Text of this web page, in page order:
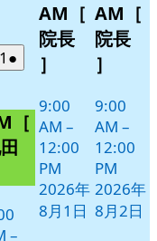
2026
年
月
31
日
●
件
イ
ベ
ト)
［
–
月
1
日
イ
ベ
AM［
院長
］
9:00
AM –
12:00
PM
2026年
8月1日
月
2
日
イ
ベ
AM［
院長
］
9:00
AM –
12:00
PM
2026年
8月2日